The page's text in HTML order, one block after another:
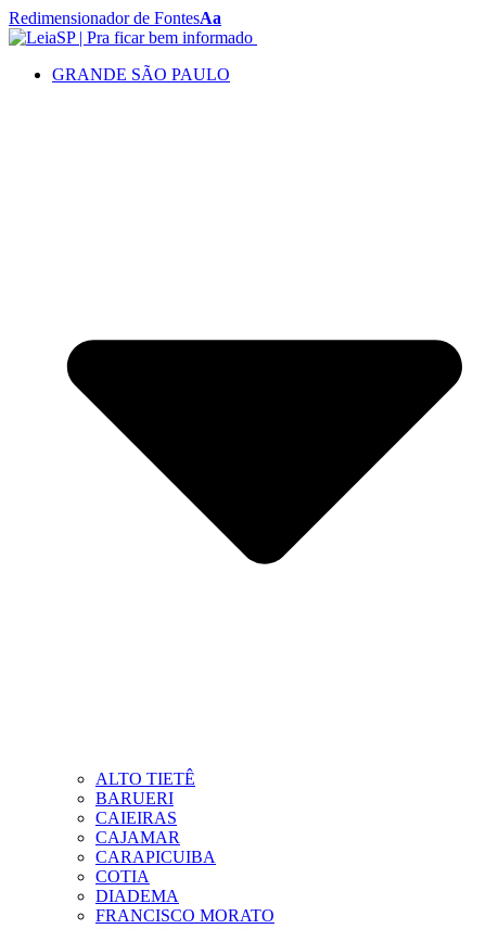
Redimensionador de FontesAa
GRANDE SÃO PAULO
ALTO TIETÊ
BARUERI
CAIEIRAS
CAJAMAR
CARAPICUIBA
COTIA
DIADEMA
FRANCISCO MORATO